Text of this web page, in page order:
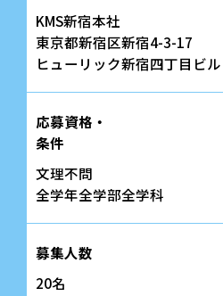
KMS新宿本社
東京都新宿区新宿4-3-17
ヒューリック新宿四丁目ビル
応募資格・
条件
文理不問
全学年全学部全学科
募集人数
20名